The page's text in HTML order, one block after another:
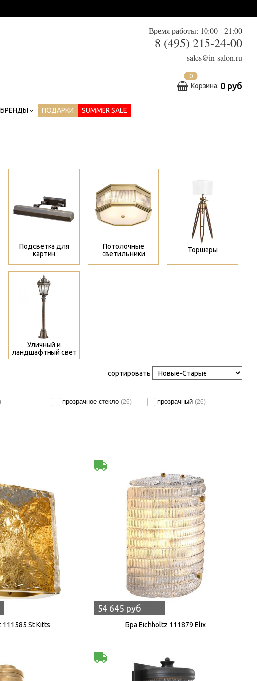
Время работы: 10:00 - 21:00
8 (495) 215-24-00
sales@in-salon.ru
0
Корзина: 0 руб
БРЕНДЫ ПОДАРКИ SUMMER SALE
Подсветка для
картин
Потолочные
светильники
Торшеры
>
Уличный и
ландшафтный свет
сортировать
прозрачное стекло(26) прозрачный(26)
111585 St Kitts
54 645 руб
Бра Eichholtz 111879 Elix